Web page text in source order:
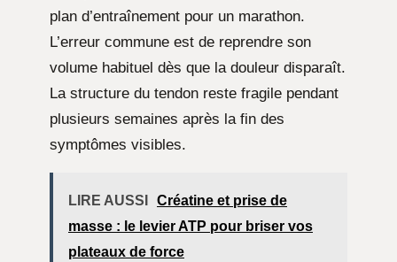
plan d’entraînement pour un marathon.
L’erreur commune est de reprendre son
volume habituel dès que la douleur disparaît.
La structure du tendon reste fragile pendant
plusieurs semaines après la fin des
symptômes visibles.
LIRE AUSSI
Créatine et prise de
masse : le levier ATP pour briser vos
plateaux de force